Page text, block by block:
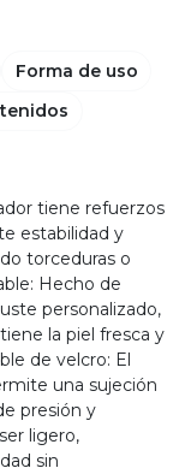
tiene refuerzos
estabilidad y
torceduras o
Hecho de
personalizado,
la piel fresca y
de velcro: El
una sujeción
presión y
ligero,
sin
Forma de uso